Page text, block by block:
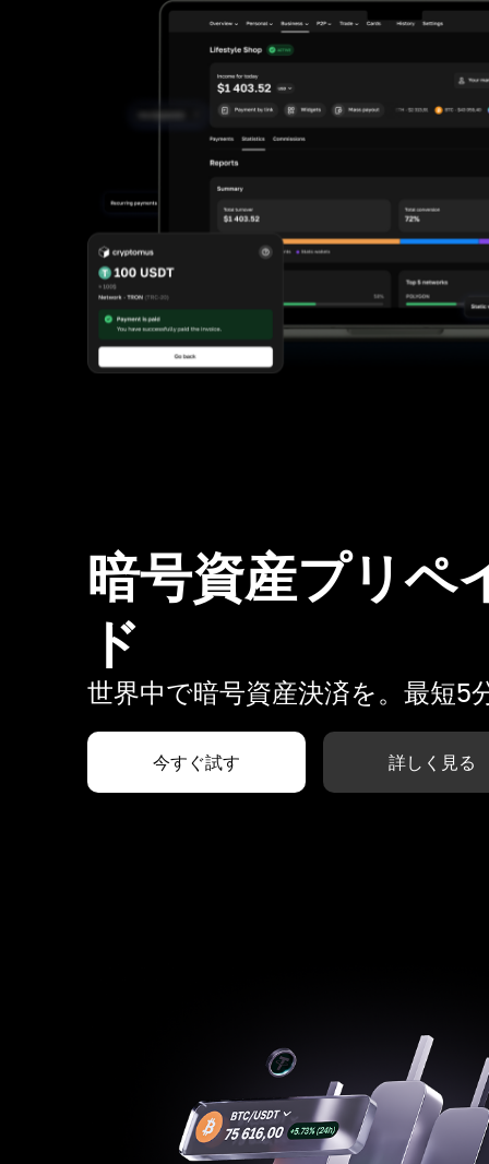
暗号資産プリペ
ド
世界中で暗号資産決済を。最短5
今すぐ試す 詳しく見る